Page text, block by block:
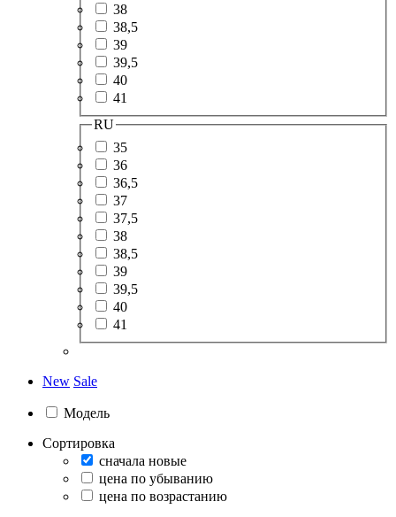
38
38,5
39
39,5
40
41
RU
35
36
36,5
37
37,5
38
38,5
39
39,5
40
41
New Sale
Модель
Сортировка
сначала новые
цена по убыванию
цена по возрастанию